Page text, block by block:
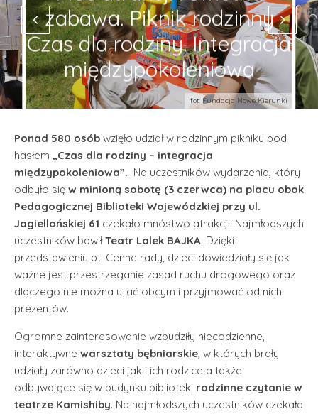
fot: Fundacja Nowe Kierunki
zabawa. Piknik rodzinny
Czas dla rodziny. Integracja
międzypokoleniowa
Ponad 580 osób wzięło udział w rodzinnym pikniku pod
hasłem „Czas dla rodziny – integracja
międzypokoleniowa”. Na uczestników wydarzenia, który
odbyło się w minioną sobotę (3 czerwca) na placu obok
Pedagogicznej Biblioteki Wojewódzkiej przy ul.
Jagiellońskiej 61 czekało mnóstwo atrakcji. Najmłodszych
uczestników bawiłTeatr Lalek BAJKA. Dzięki
przedstawieniu pt. Cenne rady, dzieci dowiedziały się jak
ważne jest przestrzeganie zasad ruchu drogowego oraz
dlaczego nie można ufać obcym i przyjmować od nich
prezentów.
Ogromne zainteresowanie wzbudziły niecodzienne,
interaktywne warsztaty bębniarskie, w których brały
udziały zarówno dzieci jak i ich rodzice a także
odbywające się w budynku biblioteki rodzinne czytanie w
teatrze Kamishiby. Na najmłodszych uczestników czekała